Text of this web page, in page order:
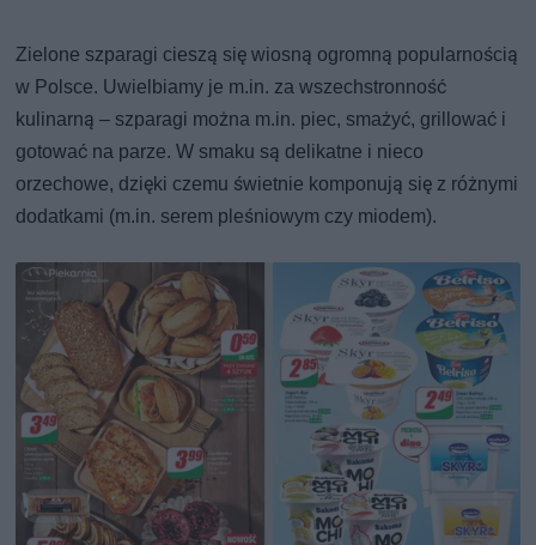
Zielone szparagi cieszą się wiosną ogromną popularnością
w Polsce. Uwielbiamy je m.in. za wszechstronność
kulinarną – szparagi można m.in. piec, smażyć, grillować i
gotować na parze. W smaku są delikatne i nieco
orzechowe, dzięki czemu świetnie komponują się z różnymi
dodatkami (m.in. serem pleśniowym czy miodem).